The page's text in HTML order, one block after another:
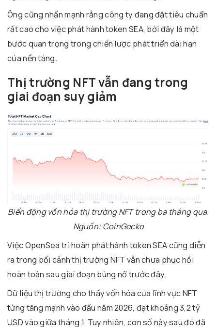
Ông cũng nhấn mạnh rằng công ty đang đặt tiêu chuẩn
rất cao cho việc phát hành token SEA, bởi đây là một
bước quan trọng trong chiến lược phát triển dài hạn
của nền tảng.
Thị trường NFT vẫn đang trong
giai đoạn suy giảm
Biến động vốn hóa thị trường NFT trong ba tháng qua.
Nguồn: CoinGecko
Việc OpenSea trì hoãn phát hành token SEA cũng diễn
ra trong bối cảnh thị trường NFT vẫn chưa phục hồi
hoàn toàn sau giai đoạn bùng nổ trước đây.
Dữ liệu thị trường cho thấy vốn hóa của lĩnh vực NFT
từng tăng mạnh vào đầu năm 2026, đạt khoảng 3,2 tỷ
USD vào giữa tháng 1. Tuy nhiên, con số này sau đó đã